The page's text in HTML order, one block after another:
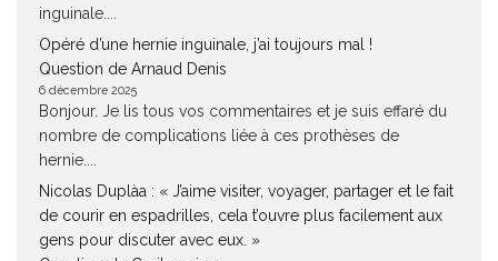
inguinale....
Opéré d’une hernie inguinale, j’ai toujours mal !
Question de Arnaud Denis
6 décembre 2025
Bonjour. Je lis tous vos commentaires et je suis effaré du
nombre de complications liée à ces prothèses de
hernie....
Nicolas Duplàa : « J’aime visiter, voyager, partager et le fait
de courir en espadrilles, cela t’ouvre plus facilement aux
gens pour discuter avec eux. »